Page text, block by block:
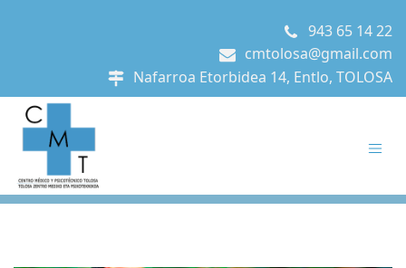
943 65 14 22
cmtolosa@gmail.com
Nafarroa Etorbidea 14, Entlo, TOLOSA